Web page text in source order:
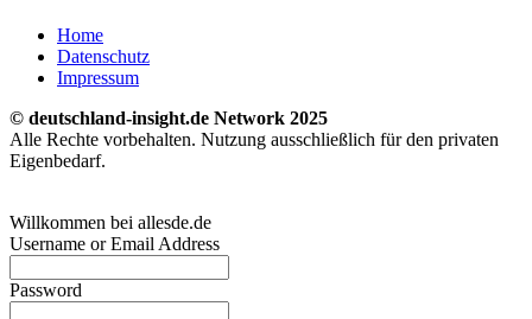
Home
Datenschutz
Impressum
© deutschland-insight.de Network 2025
Alle Rechte vorbehalten. Nutzung ausschließlich für den privaten
Eigenbedarf.
Willkommen bei allesde.de
Username or Email Address
Password